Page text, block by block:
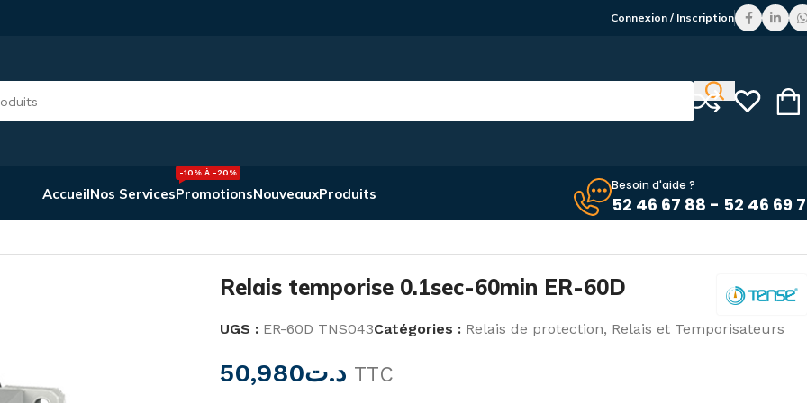
Connexion / Inscription
AccueilNos ServicesPromotions
-10% À -20%
NouveauxProduits Besoin d'aide ?
52 46 67 88 - 52 46 69
Relais temporise 0.1sec-60min ER-60D
UGS : ER-60D TNS043Catégories : Relais de protection, Relais et Temporisateurs
د.ت50,980 TTC